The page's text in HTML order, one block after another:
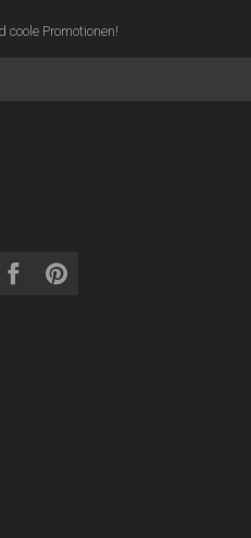
Promotionen!